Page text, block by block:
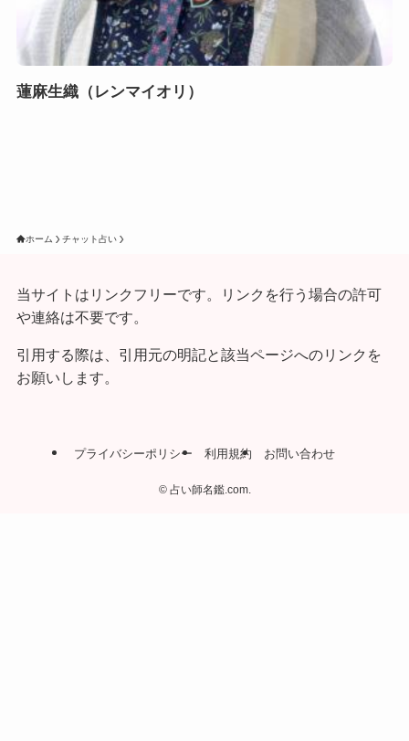
蓮麻生織（レンマイオリ）
ホーム チャット占い
当サイトはリンクフリーです。リンクを行う場合の許可
や連絡は不要です。
引用する際は、引用元の明記と該当ページへのリンクを
お願いします。
プライバシーポリシー 利用規約 お問い合わせ
©占い師名鑑.com.